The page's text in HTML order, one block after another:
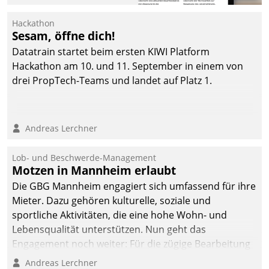
Ressort Kapitalanlage für
künftige Aufgaben und
Herausforderungen
gerüstet.
Hackathon
Sesam, öffne dich!
Datatrain startet beim ersten KIWI Platform
Hackathon am 10. und 11. September in einem von
drei PropTech-Teams und landet auf Platz 1.
Andreas Lerchner
Lob- und Beschwerde-Management
Motzen in Mannheim erlaubt
Die GBG Mannheim engagiert sich umfassend für ihre
Mieter. Dazu gehören kulturelle, soziale und
sportliche Aktivitäten, die eine hohe Wohn- und
Lebensqualität unterstützen. Nun geht das
Engagement noch weiter: Für die zügige Bearbeitung
von Beschwerden – oder Lob – richtet das
Andreas Lerchner